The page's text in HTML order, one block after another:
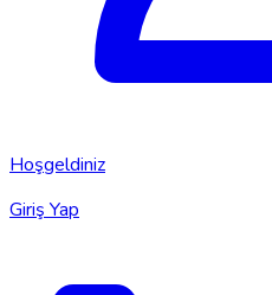
Hoşgeldiniz
Giriş Yap